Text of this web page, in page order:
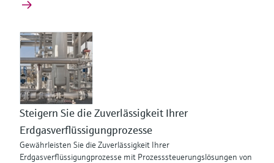
Steigern Sie die Zuverlässigkeit Ihrer
Erdgasverflüssigungprozesse
Gewährleisten Sie die Zuverlässigkeit Ihrer
Erdgasverflüssigungprozesse mit Prozesssteuerungslösungen von